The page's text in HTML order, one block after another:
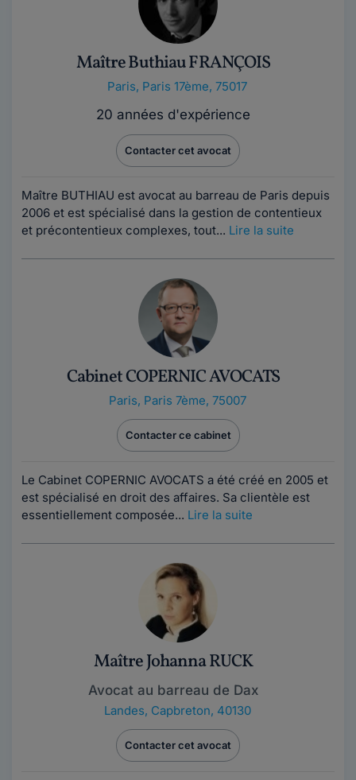
Maître Buthiau FRANÇOIS
Paris, Paris 17ème, 75017
20 années d'expérience
Contacter cet avocat
Maître BUTHIAU est avocat au barreau de Paris depuis
2006 et est spécialisé dans la gestion de contentieux
et précontentieux complexes, tout... Lire la suite
Cabinet COPERNIC AVOCATS
Paris, Paris 7ème, 75007
Contacter ce cabinet
Le Cabinet COPERNIC AVOCATS a été créé en 2005 et
est spécialisé en droit des affaires. Sa clientèle est
essentiellement composée... Lire la suite
Maître Johanna RUCK
Avocat au barreau de Dax
Landes, Capbreton, 40130
Contacter cet avocat